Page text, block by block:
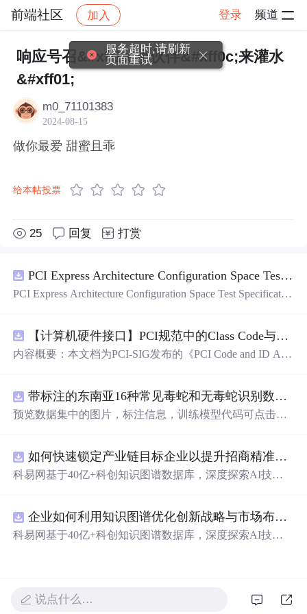
前端社区 加入 登录 频道
社区 前端社区 感慨 帖子详情
响应号召&#xff1a;小伙伴&#xff0c;来灌水
&#xff01;
m0_71101383
2024-08-15
做你最爱 甜蜜且乖
给本帖投票
25 回复 打赏
PCI Express Architecture Configuration Space Test Specification Revision 5.0, Version 1.0 (CB).pdf
PCI Express Architecture Configuration Space Test Specificatio
【计算机硬件接口】PCI规范中的Class Code与Capability ID分配：设备功能分类及扩展能力标识系统设计
内容概要：本文档为PCI-SIG发布的《PCI Code and ID Assi
ity IDs）以
带标注的东南亚16种常见毒蛇和无毒蛇识别数据集， 识别率73.4%，7593张图，支持yolo
预览数据集中的图片，标注信息，训练模型代码可点击查
免费咨询，主页获取作者联系方式
如何快速锁定产业链目标企业以提升招商精准度？.docx
科易网基于40亿+科创知识图谱数据库，深度探索AI技术
新领域的AI+数智化解决方案，推动科技创新与产业创新
智能化发展。
企业如何利用知识图谱优化创新战略与市场布局？.docx
科易网基于40亿+科创知识图谱数据库，深度探索AI技术
智能化发展。
说点什么…
服务超时,请刷新
页面重试